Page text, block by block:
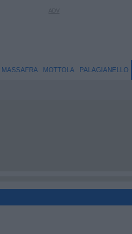
MASSAFRA MOTTOLA PALAGIANELLO